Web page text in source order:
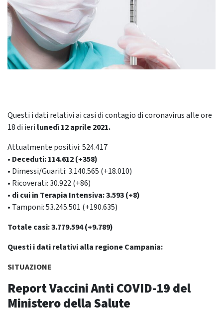
Questi i dati relativi ai casi di contagio di coronavirus alle ore
18 di ieri lunedì 12 aprile2021.
Attualmente positivi: 524.417
• Deceduti: 114.612 (+358)
• Dimessi/Guariti: 3.140.565 (+18.010)
• Ricoverati: 30.922 (+86)
• di cui in Terapia Intensiva: 3.593 (+8)
• Tamponi: 53.245.501 (+190.635)
Totale casi: 3.779.594 (+9.789)
Questi i dati relativi alla regione Campania:
SITUAZIONE
Report Vaccini Anti COVID-19del
Ministero della Salute